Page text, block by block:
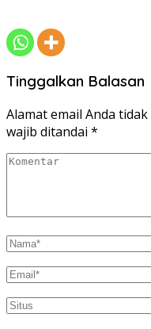
Tinggalkan Balasan
Alamat email Anda
wajib ditandai *